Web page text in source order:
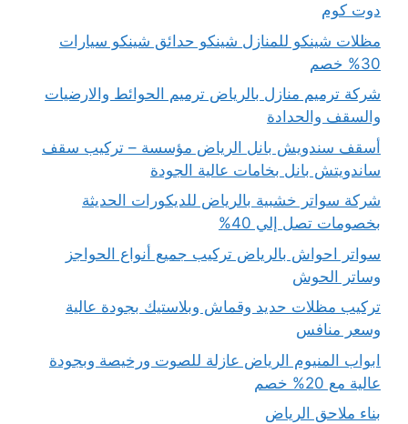
دوت كوم
مظلات شينكو للمنازل شينكو حدائق شينكو سيارات
30% خصم
شركة ترميم منازل بالرياض ترميم الحوائط والارضيات
والسقف والحدادة
أسقف سندويش بانل الرياض مؤسسة – تركيب سقف
ساندويتش بانل بخامات عالية الجودة
شركة سواتر خشبية بالرياض للديكورات الحديثة
بخصومات تصل إلي 40%
سواتر احواش بالرياض تركيب جميع أنواع الحواجز
وساتر الحوش
تركيب مظلات حديد وقماش وبلاستيك بجودة عالية
وسعر منافس
ابواب المنيوم الرياض عازلة للصوت ورخيصة وبجودة
عالية مع 20% خصم
بناء ملاحق الرياض